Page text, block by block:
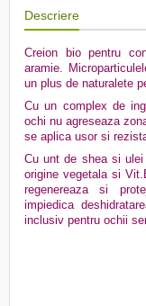
Descriere
Creion bio pentru
aramie.
un plus de naturalete
Cu un complex de
ochi nu agreseaza
se aplica usor si
Cu unt de shea si
origine vegetala si
regenereaza si
impiedica
inclusiv pentru ochii